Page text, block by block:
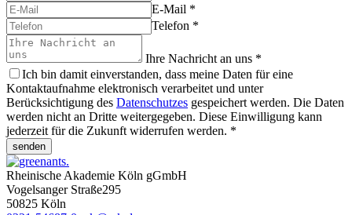
E-Mail *
Telefon *
Ihre Nachricht an uns *
Ich bin damit einverstanden, dass meine Daten für eine
Kontaktaufnahme elektronisch verarbeitet und unter
Berücksichtigung des Datenschutzes gespeichert werden. Die Daten
werden nicht an Dritte weitergegeben. Diese Einwilligung kann
jederzeit für die Zukunft widerrufen werden. *
senden
Rheinische Akademie Köln gGmbH
Vogelsanger Straße295
50825 Köln